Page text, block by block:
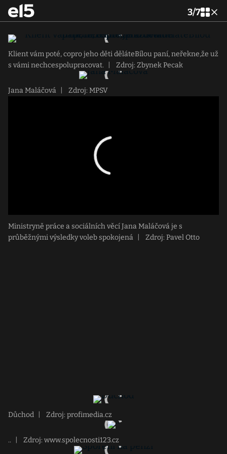
3/7
Klient vám poté, copro jeho děti děláteBílou paní, neřekne,že už
s vámi nechcespolupracovat.
Zdroj: Zbynek Pecak
Jana Maláčová Zdroj: MPSV
Ministryně práce a sociálních věcí Jana Maláčová je s
průběžnými výsledky voleb spokojená
Zdroj: Pavel Otto
Důchod Zdroj: profimedia.cz
.. Zdroj: www.spolecnosti123.cz